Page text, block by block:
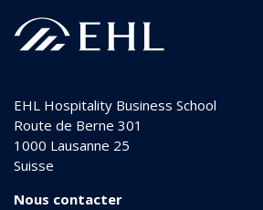
EHL Hospitality Business School
Route de Berne 301
1000 Lausanne 25
Suisse
Nous contacter